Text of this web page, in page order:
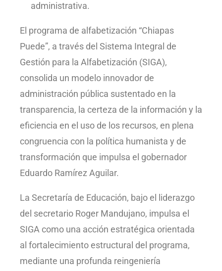
administrativa.
El programa de alfabetización “Chiapas
Puede”, a través del Sistema Integral de
Gestión para la Alfabetización (SIGA),
consolida un modelo innovador de
administración pública sustentado en la
transparencia, la certeza de la información y la
eficiencia en el uso de los recursos, en plena
congruencia con la política humanista y de
transformación que impulsa el gobernador
Eduardo Ramírez Aguilar.
La Secretaría de Educación, bajo el liderazgo
del secretario Roger Mandujano, impulsa el
SIGA como una acción estratégica orientada
al fortalecimiento estructural del programa,
mediante una profunda reingeniería